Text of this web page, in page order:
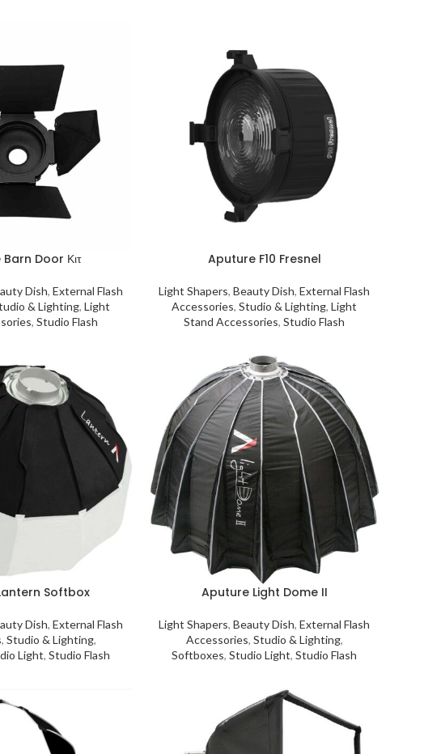
Door Κιτ
Dish,External Flash
& Lighting,Light
,Studio Flash
Aputure F10 Fresnel
Light Shapers,Beauty Dish,External Flash
Accessories,Studio & Lighting,Light
Stand Accessories,Studio Flash
Softbox
Dish,External Flash
, Studio & Lighting,
Light,Studio Flash
Aputure Light Dome II
Light Shapers,Beauty Dish,External Flash
Accessories, Studio & Lighting,
Softboxes,Studio Light,Studio Flash